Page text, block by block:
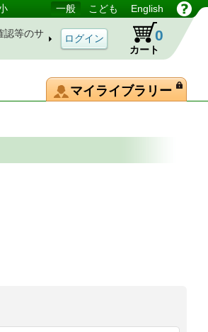
一般 こども English
認等のサ
カート
0
マイライブラリー